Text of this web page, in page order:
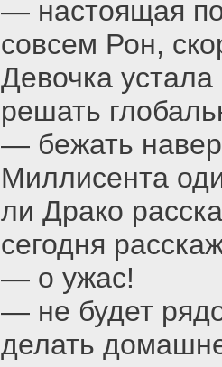
— настоящая
совсем Рон,
Девочка
решать
— бежать
Миллисента
ли Драко
сегодня
— о ужас!
— не будет
делать